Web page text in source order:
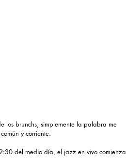
los brunchs, simplemente la palabra me
y corriente.
del medio día, el jazz en vivo comienza